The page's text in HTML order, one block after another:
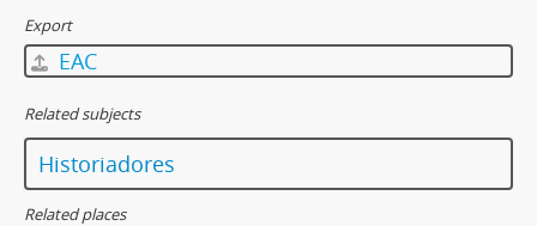
Export
EAC
Related subjects
Historiadores
Related places